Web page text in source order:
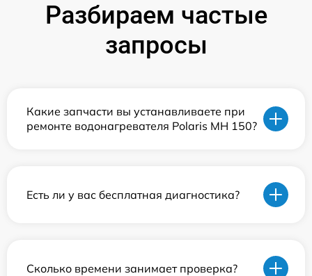
Разбираем частые
запросы
Какие запчасти вы устанавливаете при
ремонте водонагревателя Polaris MH 150?
Есть ли у вас бесплатная диагностика?
Сколько времени занимает проверка?